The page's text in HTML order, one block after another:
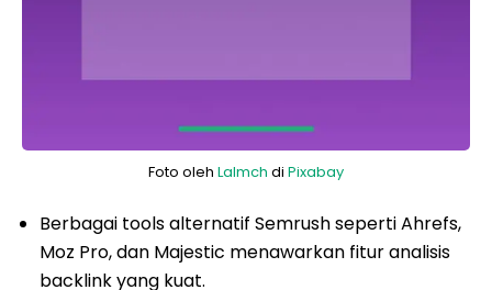
Foto oleh Lalmch di Pixabay
Berbagai tools alternatif Semrush seperti Ahrefs,
Moz Pro, dan Majestic menawarkan fitur analisis
backlink yang kuat.